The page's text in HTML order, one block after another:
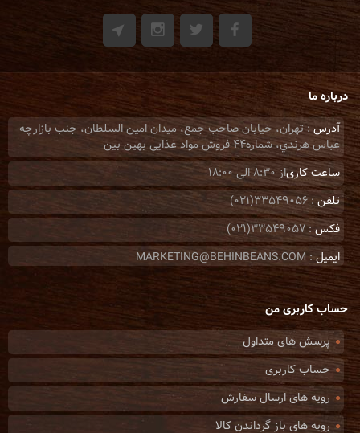
درباره ما
آدرس: تهران، خيابان صاحب جمع، ميدان امين السلطان، جنب بازارچه
عباس هرندي، شماره44 فروش مواد غذایی بهین بین
ساعت کاریاز 8:30 الی 18:00
تلفن : 33549056(021)
فکس: 33549057(021)
ایمیل: MARKETING@BEHINBEANS.COM
حساب کاربری من
پرسش های متداول
حساب کاربری
رویه های ارسال سفارش
رویه های باز گرداندن کالا